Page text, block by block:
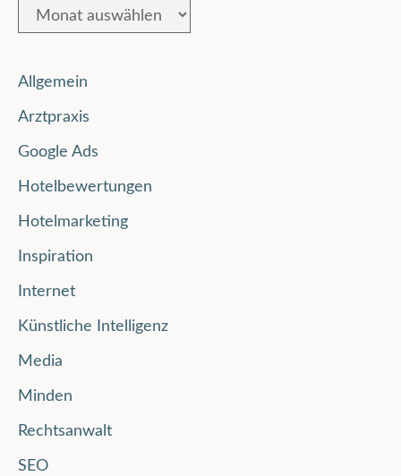
Allgemein
Arztpraxis
Google Ads
Hotelbewertungen
Hotelmarketing
Inspiration
Internet
Künstliche Intelligenz
Media
Minden
Rechtsanwalt
SEO